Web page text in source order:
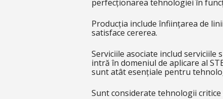
perfecționarea tehnologiei în
Producția include înființarea de
satisface cererea.
Serviciile asociate includ
intră în domeniul de aplicare al
sunt atât esențiale pentru
Sunt considerate tehnologii